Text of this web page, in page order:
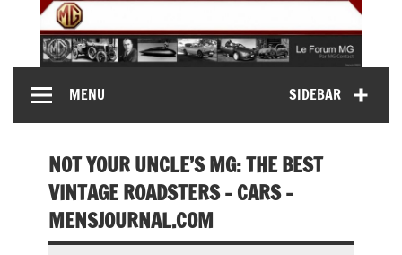
content
MG Contact
MG B, MG F, MG A, Midget…)SIDEBAR
MENU
NOT YOUR UNCLE’S MG: THE BEST
VINTAGE ROADSTERS – CARS –
MENSJOURNAL.COM